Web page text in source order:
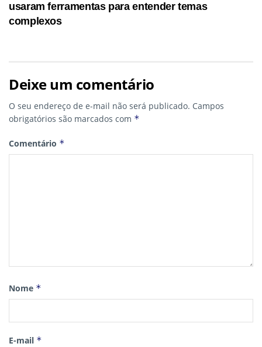
usaram ferramentas para entender temas
complexos
Deixe um comentário
O seu endereço de e-mail não será publicado. Campos
obrigatórios são marcados com *
Comentário *
Nome *
E-mail *